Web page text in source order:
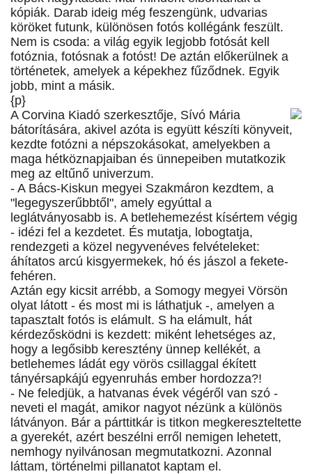
kópiák. Darab ideig még feszengünk, udvarias
köröket futunk, különösen fotós kollégánk feszült.
Nem is csoda: a világ egyik legjobb fotósát kell
fotóznia, fotósnak a fotóst! De aztán előkerülnek a
történetek, amelyek a képekhez fűződnek. Egyik
jobb, mint a másik.
{p}
A Corvina Kiadó szerkesztője, Sívó Mária
bátorítására, akivel azóta is együtt készíti könyveit,
kezdte fotózni a népszokásokat, amelyekben a
maga hétköznapjaiban és ünnepeiben mutatkozik
meg az eltűnő univerzum.
- A Bács-Kiskun megyei Szakmáron kezdtem, a
"legegyszerűbbtől", amely egyúttal a
leglátványosabb is. A betlehemezést kísértem végig
- idézi fel a kezdetet. És mutatja, lobogtatja,
rendezgeti a közel negyvenéves felvételeket:
áhítatos arcú kisgyermekek, hó és jászol a fekete-
fehéren.
Aztán egy kicsit arrébb, a Somogy megyei Vörsön
olyat látott - és most mi is láthatjuk -, amelyen a
tapasztalt fotós is elámult. S ha elámult, hát
kérdezősködni is kezdett: miként lehetséges az,
hogy a legősibb keresztény ünnep kellékét, a
betlehemes ládát egy vörös csillaggal ékített
tányérsapkájú egyenruhás ember hordozza?!
- Ne feledjük, a hatvanas évek végéről van szó -
neveti el magát, amikor nagyot nézünk a különös
látványon. Bár a párttitkár is titkon megkereszteltette
a gyerekét, azért beszélni erről nemigen lehetett,
nemhogy nyilvánosan megmutatkozni. Azonnal
láttam, történelmi pillanatot kaptam el.